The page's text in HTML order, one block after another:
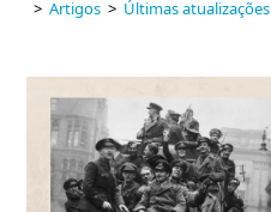
> Artigos > Últimas atualizações